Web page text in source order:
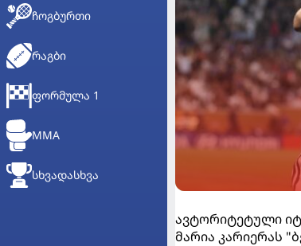
ᲩᲝᲒᲑᲣᲠᲗᲘ
ᲠᲐᲒᲑᲘ
ᲤᲝᲠᲛᲣᲚᲐ 1
MMA
ᲡᲮᲕᲐᲓᲐᲡᲮᲕᲐ
ავტორიტეტული
მარია კარიერას